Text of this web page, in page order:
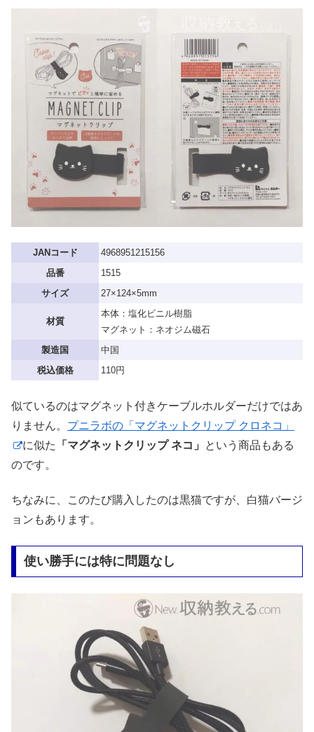
JANコード
4968951215156
品番
1515
サイズ
27×124×5mm
材質
本体：塩化ビニル樹脂
マグネット：ネオジム磁石
製造国
中国
税込価格
110円
似ているのはマグネット付きケーブルホルダーだけではあ
りません。 プニラボの「マグネットクリップ クロネコ」
に似た
「マグネットクリップ ネコ」
という商品もある
のです。
ちなみに、このたび購入したのは黒猫ですが、白猫バージ
ョンもあります。
使い勝手には特に問題なし